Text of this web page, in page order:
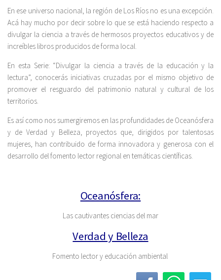
En ese universo nacional, la región de Los Ríos no es una excepción.
Acá hay mucho por decir sobre lo que se está haciendo respecto a
divulgar la ciencia a través de hermosos proyectos educativos y de
increíbles libros producidos de forma local.
En esta Serie: “Divulgar la ciencia a través de la educación y la
lectura”, conocerás iniciativas cruzadas por el mismo objetivo de
promover el resguardo del patrimonio natural y cultural de los
territorios.
Es así como nos sumergiremos en las profundidades de Oceanósfera
y de Verdad y Belleza, proyectos que, dirigidos por talentosas
mujeres, han contribuido de forma innovadora y generosa con el
desarrollo del fomento lector regional en temáticas científicas.
Oceanósfera:
Las cautivantes ciencias del mar
Verdad y Belleza
Fomento lector y educación ambiental